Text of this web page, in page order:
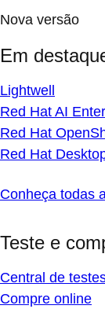
Nova versão
Em
Lightwell
Red Hat AI
Red Hat
Red Hat
Conheça todas
Teste e
Central de
Compre online